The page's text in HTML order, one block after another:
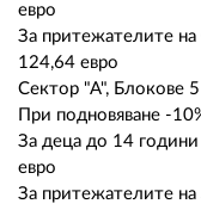
евро
За притежателите
124,64 евро
Сектор "А", Блокове
При подновяване -
За деца до 14
евро
За притежателите